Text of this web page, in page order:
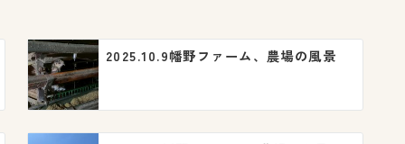
2025.10.9幡野ファーム、農場の風景